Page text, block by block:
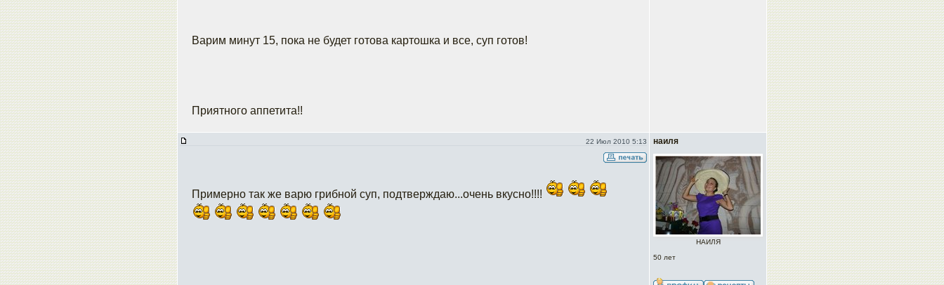
Варим минут 15, пока не будет готова картошка и все, суп готов!
Приятного аппетита!!
22 Июл 2010 5:13 наиля
НАИЛЯ
50 лет
Примерно так же варю грибной суп, подтверждаю...очень вкусно!!!!